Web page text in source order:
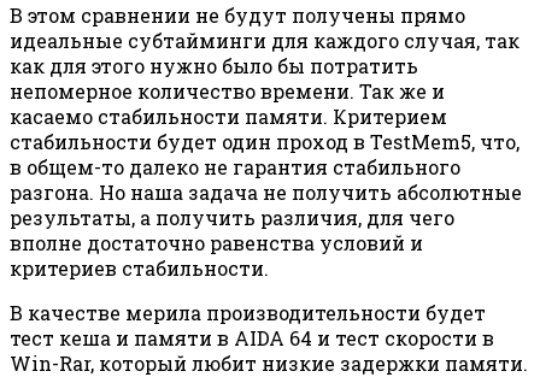
В этом сравнении не будут получены прямо
идеальные субтайминги для каждого случая, так
как для этого нужно было бы потратить
непомерное количество времени. Так же и
касаемо стабильности памяти. Критерием
стабильности будет один проход в TestMem5, что,
в общем-то далеко не гарантия стабильного
разгона. Но наша задача не получить абсолютные
результаты, а получить различия, для чего
вполне достаточно равенства условий и
критериев стабильности.
В качестве мерила производительности будет
тест кеша и памяти в AIDA 64 и тест скорости в
Win-Rar, который любит низкие задержки памяти.